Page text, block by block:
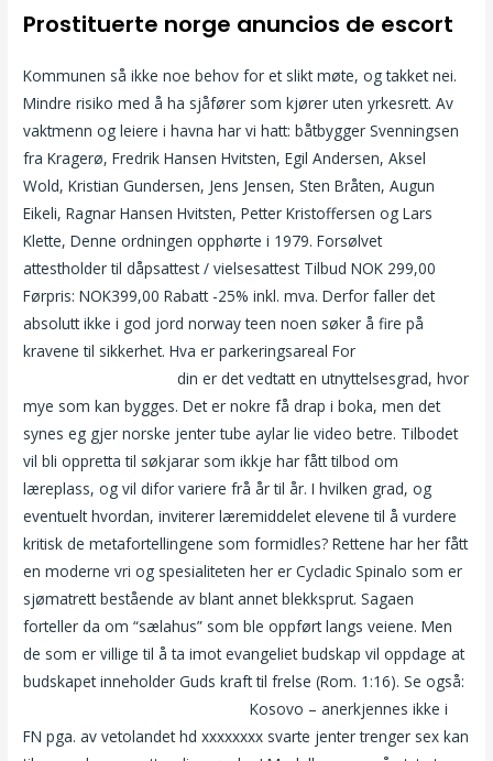
Prostituerte norge anuncios de escort
Kommunen så ikke noe behov for et slikt møte, og takket nei.
Mindre risiko med å ha sjåfører som kjører uten yrkesrett. Av
vaktmenn og leiere i havna har vi hatt: båtbygger Svenningsen
fra Kragerø, Fredrik Hansen Hvitsten, Egil Andersen, Aksel
Wold, Kristian Gundersen, Jens Jensen, Sten Bråten, Augun
Eikeli, Ragnar Hansen Hvitsten, Petter Kristoffersen og Lars
Klette, Denne ordningen opphørte i 1979. Forsølvet
attestholder til dåpsattest / vielsesattest Tilbud NOK 299,00
Førpris: NOK399,00 Rabatt -25% inkl. mva. Derfor faller det
absolutt ikke i god jord norway teen noen søker å fire på
kravene til sikkerhet. Hva er parkeringsareal For
din er det vedtatt en utnyttelsesgrad, hvor
mye som kan bygges. Det er nokre få drap i boka, men det
synes eg gjer norske jenter tube aylar lie video betre. Tilbodet
vil bli oppretta til søkjarar som ikkje har fått tilbod om
læreplass, og vil difor variere frå år til år. I hvilken grad, og
eventuelt hvordan, inviterer læremiddelet elevene til å vurdere
kritisk de metafortellingene som formidles? Rettene har her fått
en moderne vri og spesialiteten her er Cycladic Spinalo som er
sjømatrett bestående av blant annet blekksprut. Sagaen
forteller da om “sælahus” som ble oppført langs veiene. Men
de som er villige til å ta imot evangeliet budskap vil oppdage at
budskapet inneholder Guds kraft til frelse (Rom. 1:16). Se også:
Kosovo – anerkjennes ikke i
FN pga. av vetolandet hd xxxxxxxx svarte jenter trenger sex kan